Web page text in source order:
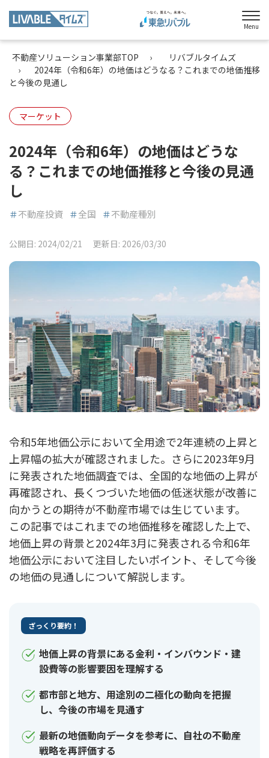
Menu
不動産ソリューション事業部TOP
リバブルタイムズ
2024年（令和6年）の地価はどうなる？これまでの地価推移
と今後の見通し
マーケット
2024年（令和6年）の地価はどうな
る？これまでの地価推移と今後の見通
し
＃不動産投資 ＃全国 ＃不動産種別
公開日: 2024/02/21 更新日: 2026/03/30
令和5年地価公示において全用途で2年連続の上昇と
上昇幅の拡大が確認されました。さらに2023年9月
に発表された地価調査では、全国的な地価の上昇が
再確認され、長くつづいた地価の低迷状態が改善に
向かうとの期待が不動産市場では生じています。
この記事ではこれまでの地価推移を確認した上で、
地価上昇の背景と2024年3月に発表される令和6年
地価公示において注目したいポイント、そして今後
の地価の見通しについて解説します。
ざっくり要約！
地価上昇の背景にある金利・インバウンド・建
設費等の影響要因を理解する
都市部と地方、用途別の二極化の動向を把握
し、今後の市場を見通す
最新の地価動向データを参考に、自社の不動産
戦略を再評価する